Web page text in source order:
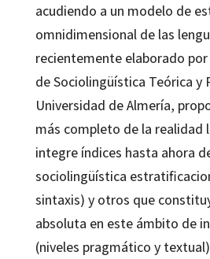
acudiendo a un modelo de
omnidimensional de las
recientemente elaborado por
de Sociolingüística Teórica y
Universidad de Almería,
más completo de la realidad
integre índices hasta ahora
sociolingüística
sintaxis) y otros que
absoluta en este ámbito de
(niveles pragmático y